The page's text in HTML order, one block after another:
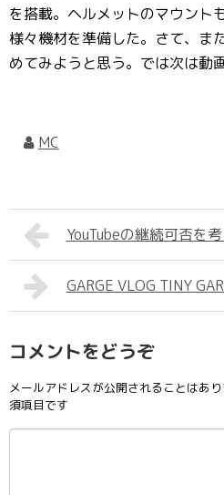
を搭載。ヘルメットのマウント
様々機材を準備した。さて、ま
めてみようと思う。では次は動
MC
YouTubeの継続可否を
GARGE VLOG TINY
コメントをどうぞ
メールアドレスが公開されることはあり
須項目です